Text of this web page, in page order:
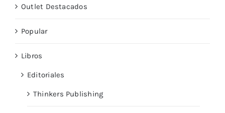
Outlet Destacados
Popular
Libros
Editoriales
Thinkers Publishing